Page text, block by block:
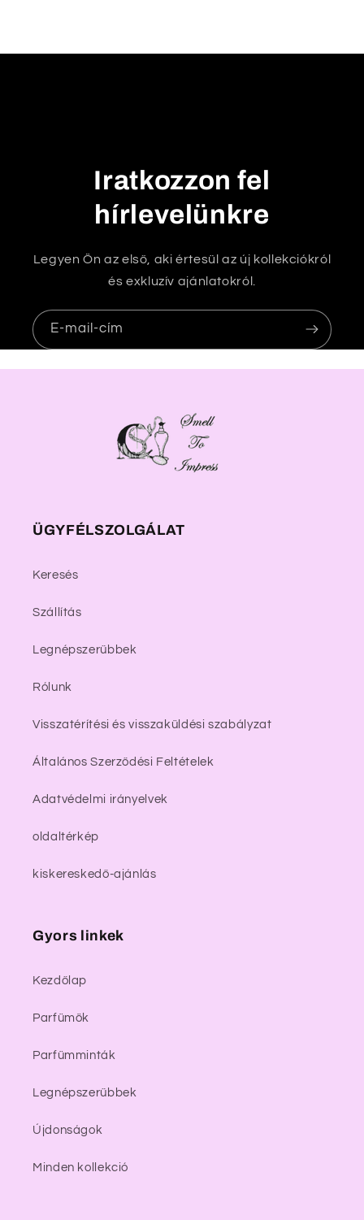
k
Iratkozzon fel
hírlevelünkre
Legyen Ön az első, aki értesül az új kollekciókról
és exkluzív ajánlatokról.
E-mail-cím
ÜGYFÉLSZOLGÁLAT
Keresés
Szállítás
Legnépszerűbbek
Rólunk
Visszatérítési és visszaküldési szabályzat
Általános Szerződési Feltételek
Adatvédelmi irányelvek
oldaltérkép
kiskereskedő-ajánlás
Gyors linkek
Kezdőlap
Parfümök
Parfümminták
Legnépszerűbbek
Újdonságok
Minden kollekció